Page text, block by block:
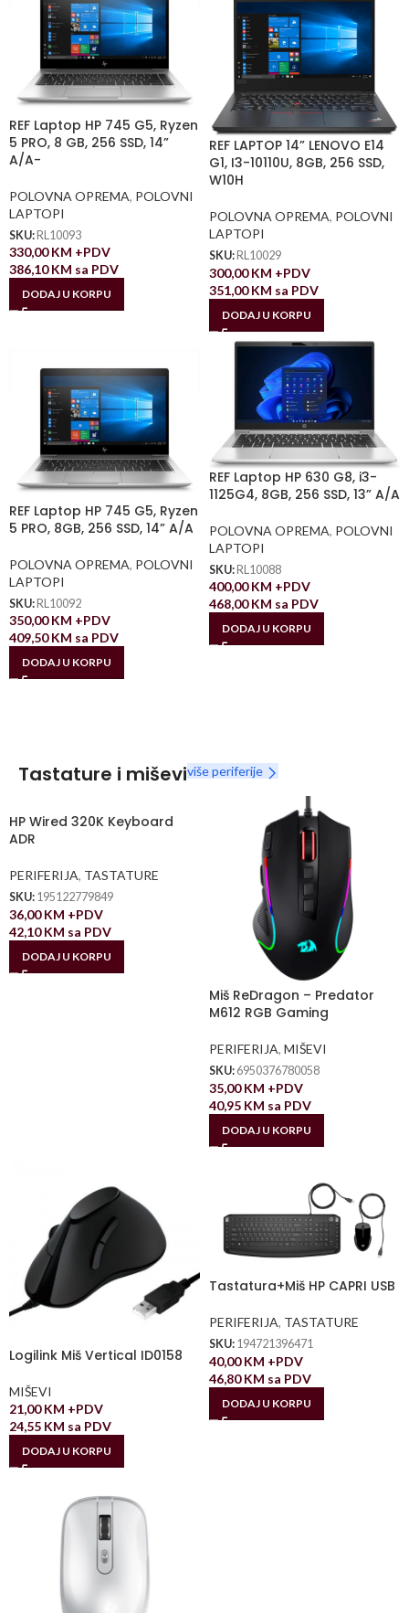
REF Laptop HP 745 G5, Ryzen
5 PRO, 8 GB, 256 SSD, 14”
A/A-
POLOVNA OPREMA, POLOVNI
LAPTOPI
SKU: RL10093
330,00KM +PDV
386,10KM sa PDV
DODAJ U KORPU
REF LAPTOP 14” LENOVO E14
G1, I3-10110U, 8GB, 256 SSD,
W10H
POLOVNA OPREMA, POLOVNI
LAPTOPI
SKU: RL10029
300,00KM +PDV
351,00KM sa PDV
DODAJ U KORPU
REF Laptop HP 745 G5, Ryzen
5 PRO, 8GB, 256 SSD, 14” A/A
POLOVNA OPREMA, POLOVNI
LAPTOPI
SKU: RL10092
350,00KM +PDV
409,50KM sa PDV
DODAJ U KORPU
REF Laptop HP 630 G8, i3-
1125G4, 8GB, 256 SSD, 13” A/A
POLOVNA OPREMA, POLOVNI
LAPTOPI
SKU: RL10088
400,00KM +PDV
468,00KM sa PDV
DODAJ U KORPU
Tastature i miševiviše periferije
HP Wired 320K Keyboard
ADR
PERIFERIJA, TASTATURE
SKU: 195122779849
36,00KM +PDV
42,10KM sa PDV
DODAJ U KORPU
Miš ReDragon – Predator
M612 RGB Gaming
PERIFERIJA, MIŠEVI
SKU: 6950376780058
35,00KM +PDV
40,95 KM sa PDV
DODAJ U KORPU
Logilink Miš Vertical ID0158
MIŠEVI
21,00KM +PDV
24,55 KM sa PDV
DODAJ U KORPU
Tastatura+Miš HP CAPRI USB
PERIFERIJA, TASTATURE
SKU: 194721396471
40,00KM +PDV
46,80KM sa PDV
DODAJ U KORPU